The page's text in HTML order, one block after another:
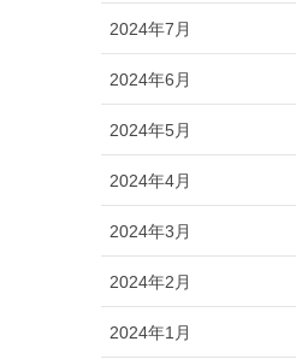
2024年7月
2024年6月
2024年5月
2024年4月
2024年3月
2024年2月
2024年1月